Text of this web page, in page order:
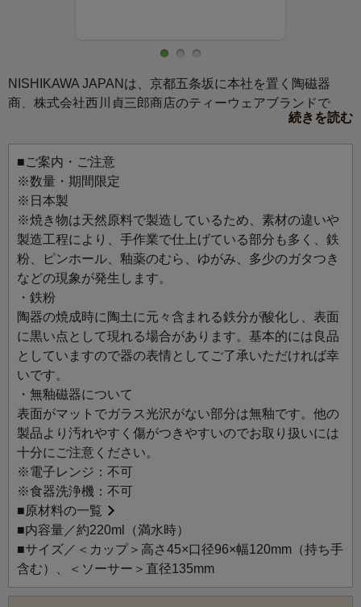
NISHIKAWA JAPANは、京都五条坂に本社を置く陶磁器
商、株式会社西川貞三郎商店のティーウェアブランドで
す。1917年の創業より培ってきた知識と経験を活かし、日
本全国の伝統工芸・産業を組み合わせ、日本生まれの新た
なティーウェア製品を発信しています。
KATAのティーカップ＆ソーサーは、特殊な技術が産み出す
卵殻手（らんかくで）と呼ばれる磁器で、紙のように軽く
薄い生地で作りました。光も通す薄さで、カップの底に
「茶の花」の透かしを入れています。お茶の色も良く見え
る半球状の形状で、ティーポットとの組み合わせもお楽し
みいただけます。
白露とは朝日に白く輝く露のこと。その名の通り、真っ白
に輝く上品なカップ＆ソーサーは、風味豊かなお茶と合わ
せて、大切な方への贈りものにもおすすめです。
続きを読む
■ご案内・ご注意
※数量・期間限定
※日本製
※焼き物は天然原料で製造しているため、素材の違いや
製造工程により、手作業で仕上げている部分も多く、鉄
粉、ピンホール、釉薬のむら、ゆがみ、多少のガタつき
などの現象が発生します。
・鉄粉
陶器の焼成時に陶土に元々含まれる鉄分が酸化し、表面
に黒い点として現れる場合があります。基本的には良品
としていますので器の表情としてご了承いただければ幸
いです。
・無釉磁器について
表面がマットでガラス光沢がない部分は無釉です。他の
製品より汚れやすく傷がつきやすいのでお取り扱いには
十分にご注意ください。
※電子レンジ：不可
※食器洗浄機：不可
■原材料の一覧
■内容量／約220ml（満水時）
■サイズ／＜カップ＞高さ45×口径96×幅120mm（持ち手
含む）、＜ソーサー＞直径135mm